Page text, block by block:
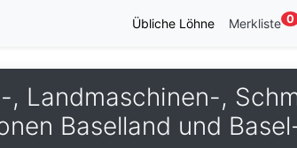
Übliche Löhne Merkliste 0
, Landmaschinen-,
Baselland und